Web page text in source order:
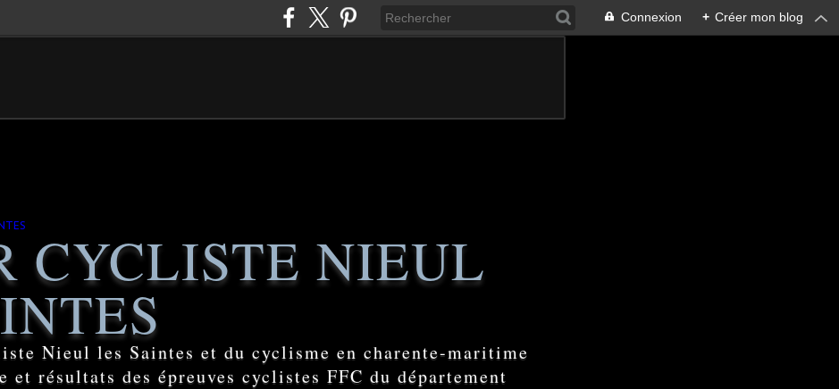
Connexion + Créer mon blog
CYCLISTE NIEUL
Nieul les Saintes et du cyclisme en charente-maritime
et résultats des épreuves cyclistes FFC du département